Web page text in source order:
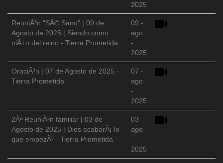
2025
ReuniÃ³n "SÃ© Sano" | 09 de
Agosto de 2025 | Siendo como
niÃ±o del reino - Tierra Prometida
09 -
ago
-
2025
OraciÃ³n | 07 de Agosto de 2025 -
Tierra Prometida
07 -
ago
-
2025
2Âª ReuniÃ³n familiar | 03 de
Agosto de 2025 | Dios acabarÃ¡ lo
que empezÃ³ - Tierra Prometida
03 -
ago
-
2025